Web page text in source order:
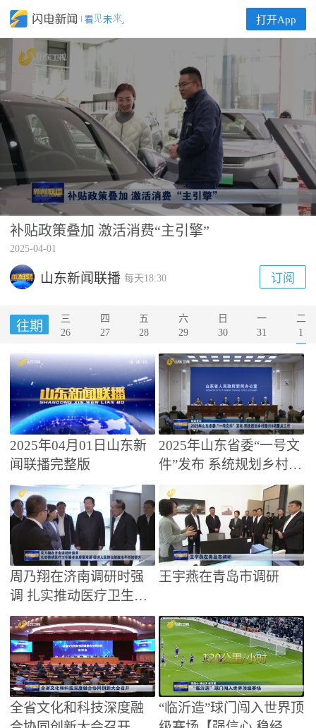
打开App
00:00
补贴政策叠加 激活消费“主引擎”
2025-04-01
山东新闻联播 每天18:30 订阅
往期
三
26
四
27
五
28
六
29
日
30
一
31
二
1
2025年04月01日山东新
闻联播完整版
2025年山东省委“一号文
件”发布 系统规划乡村振
兴8项重点工作【权威发
布】
周乃翔在济南调研时强
调 扎实推动医疗卫生事
业高质量发展 促进人民
群众健康水平持续提升
王宇燕在青岛市调研
全省文化和科技深度融
“临沂造”球门闯入世界顶